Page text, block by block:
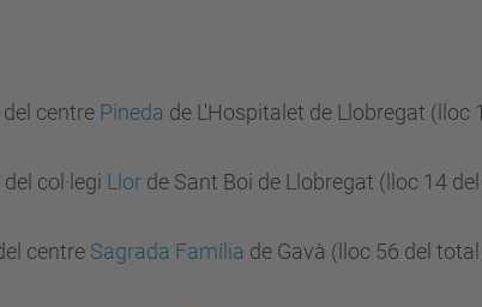
centre Pineda de L'Hospitalet de Llobregat (lloc
col·legi Llor de Sant Boi de Llobregat (lloc 14
centre Sagrada Família de Gavà (lloc 56 del